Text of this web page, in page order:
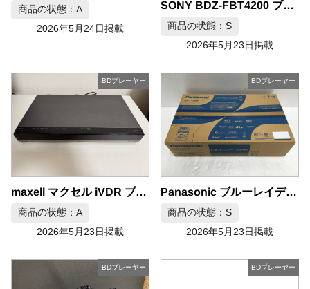
商品の状態：A
2026年5月24日掲載
SONY BDZ-FBT4200 ブルーレイディスクレコーダー 4K 3チューナー 4TB
商品の状態：S
2026年5月23日掲載
BDプレーヤー
maxell マクセル iVDR ブルーレイレコーダー BIV-TW1100
商品の状態：A
2026年5月23日掲載
BDプレーヤー
Panasonic ブルーレイディスクレコーダー DIGA DMR-2X602
商品の状態：S
2026年5月23日掲載
BDプレーヤー BDプレーヤー